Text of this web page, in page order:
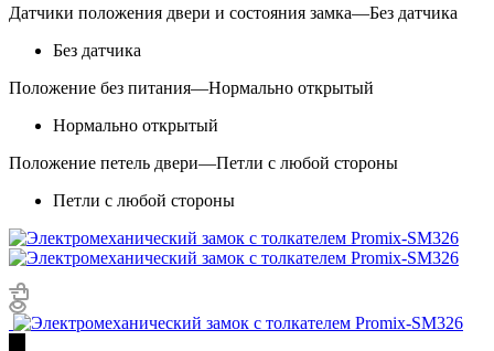
Датчики положения двери и состояния замка—Без датчика
Без датчика
Положение без питания—Нормально открытый
Нормально открытый
Положение петель двери—Петли с любой стороны
Петли с любой стороны